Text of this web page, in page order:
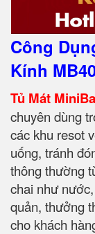
Công
Kính
Tủ Mát
chuyên dùng
các khu resot
uống, tránh
thông thường
chai như
quản, thưởng
cho khách